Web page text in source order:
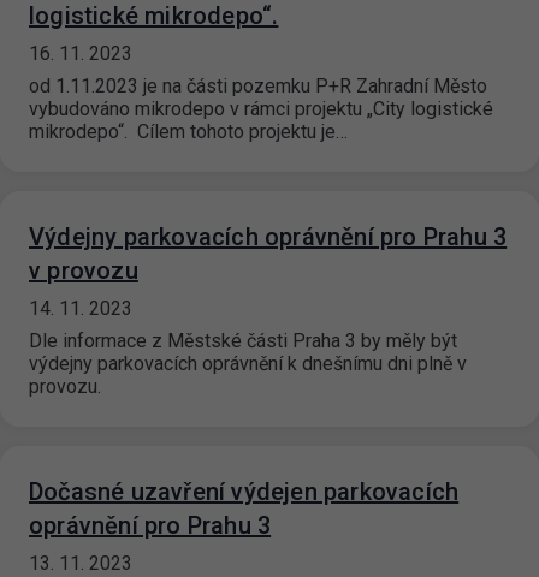
logistické mikrodepo“.
16. 11. 2023
od 1.11.2023 je na části pozemku P+R Zahradní Město
vybudováno mikrodepo v rámci projektu „City logistické
mikrodepo“. Cílem tohoto projektu je…
Výdejny parkovacích oprávnění pro Prahu 3
v provozu
14. 11. 2023
Dle informace z Městské části Praha 3 by měly být
výdejny parkovacích oprávnění k dnešnímu dni plně v
provozu.
Dočasné uzavření výdejen parkovacích
oprávnění pro Prahu 3
13. 11. 2023